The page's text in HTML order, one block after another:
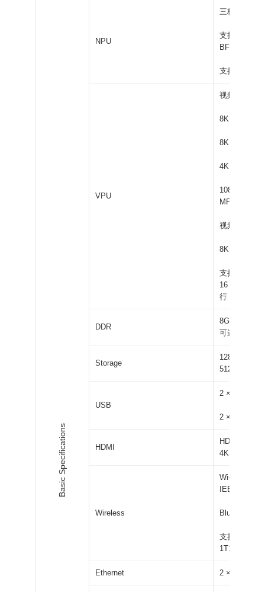
Basic Specifications
NPU
三核 NPU，
支持 int4 /
BF16 / TF32
支持多种 AI
VPU
视频解码：
8K@60fps
8K@30fps
4K@60fps：
MPEG-1 /
视频编码：
8K@30fps
支持 32 路
16 路
行
DDR
8GB，支持
可选
Storage
128GB，支
512GB 可选
USB
2 × USB 3.0
2 × USB 2.0
HDMI
HDMI 2.1，
4K@120fps
Wireless
Wi-Fi 6，支
IEEE
Bluetooth
支持
1T1R
Ethernet 2 ×